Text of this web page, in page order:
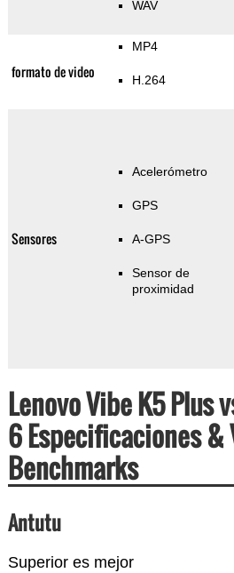
WAV
formato de video
MP4
H.264
Sensores
Acelerómetro
GPS
A-GPS
Sensor de
proximidad
Lenovo Vibe K5 Plus
6 Especificaciones &
Benchmarks
Antutu
Superior es mejor